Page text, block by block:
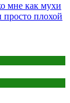
мне как мухи
плохой